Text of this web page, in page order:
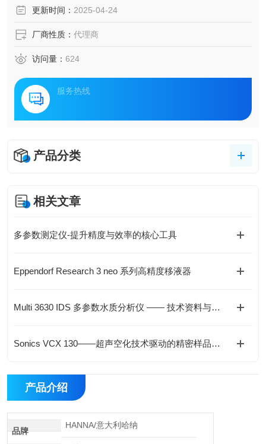
更新时间： 2025-04-24
厂商性质： 代理商
访问量： 624
服务热线
产品分类
相关文章
多参数测定仪-提升精度与效率的核心工具
Eppendorf Research 3 neo 系列高精度移液器
Multi 3630 IDS 多参数水质分析仪 —— 技术资料与应用解析
Sonics VCX 130——超声空化技术驱动的精密样品处理方案
产品介绍
品牌
HANNA/意大利哈纳